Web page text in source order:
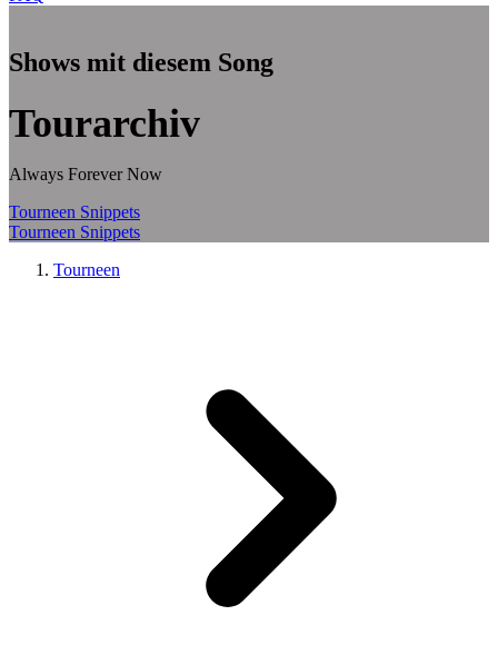
Shows mit diesem Song
Tourarchiv
Always Forever Now
Tourneen Snippets
Tourneen Snippets
Tourneen